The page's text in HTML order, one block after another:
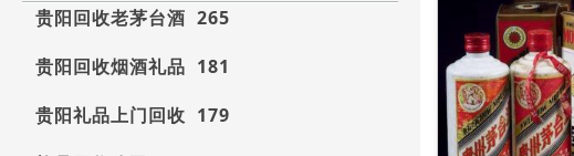
贵阳回收老茅台酒 265
贵阳回收烟酒礼品 181
贵阳礼品上门回收 179